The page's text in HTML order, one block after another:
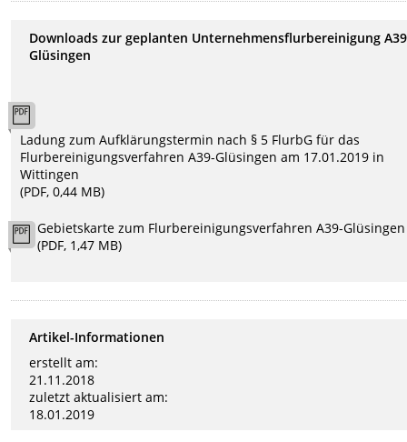
Downloads zur geplanten Unternehmensflurbereinigung
Glüsingen
Ladung zum Aufklärungstermin nach § 5 FlurbG für das
Flurbereinigungsverfahren A39-Glüsingen am 17.01.2019 in
Wittingen
(PDF, 0,44 MB)
Gebietskarte zum Flurbereinigungsverfahren A39-Glüsingen
(PDF, 1,47 MB)
Artikel-Informationen
erstellt am:
21.11.2018
zuletzt aktualisiert am:
18.01.2019